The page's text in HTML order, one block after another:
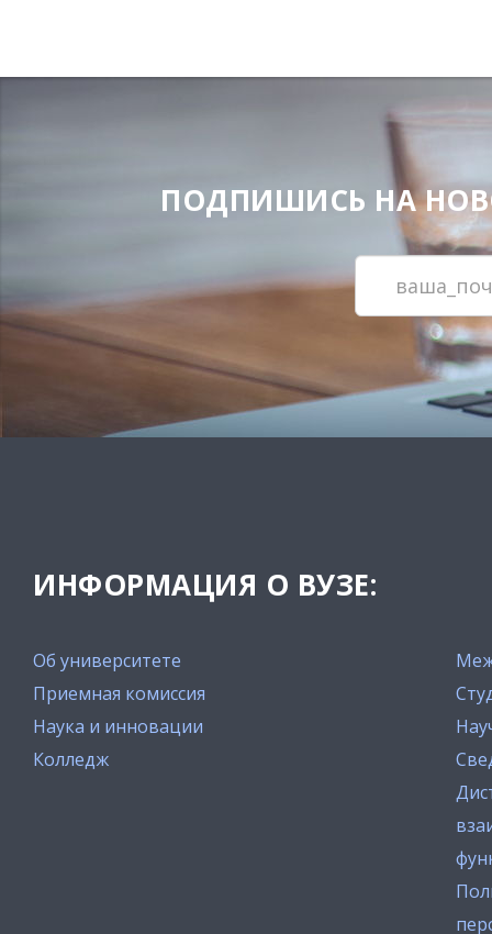
ПОДПИШИСЬ НА
ИНФОРМАЦИЯ О ВУЗЕ:
Об университете
Приемная комиссия
Наука и инновации
Колледж